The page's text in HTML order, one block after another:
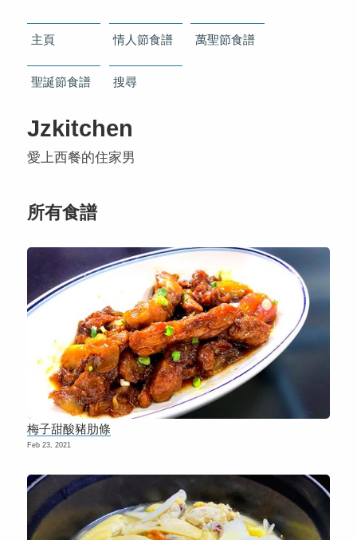
主頁 情人節食譜 萬聖節食譜
聖誕節食譜 搜尋
Jzkitchen
愛上西餐的住家男
所有食譜
梅子甜酸豬肋條
Feb 23, 2021